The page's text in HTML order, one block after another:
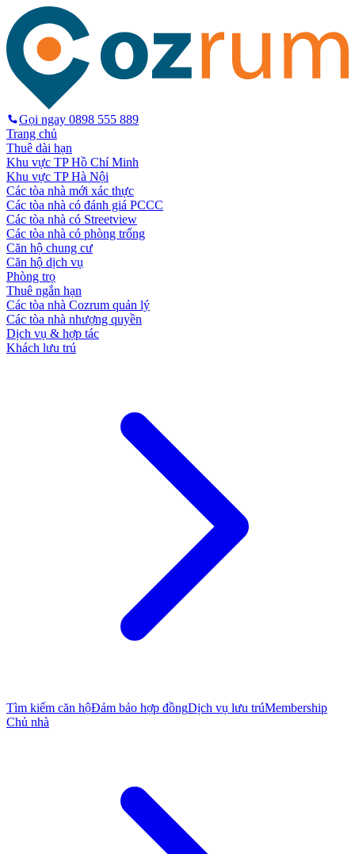
Gọi ngay 0898 555 889
Trang chủ
Thuê dài hạn
Khu vực TP Hồ Chí Minh
Khu vực TP Hà Nội
Các tòa nhà mới xác thực
Các tòa nhà có đánh giá PCCC
Các tòa nhà có Streetview
Các tòa nhà có phòng trống
Căn hộ chung cư
Căn hộ dịch vụ
Phòng trọ
Thuê ngắn hạn
Các tòa nhà Cozrum quản lý
Các tòa nhà nhượng quyền
Dịch vụ & hợp tác
Khách lưu trú
Tìm kiếm căn hộĐảm bảo hợp đồngDịch vụ lưu trúMembership
Chủ nhà